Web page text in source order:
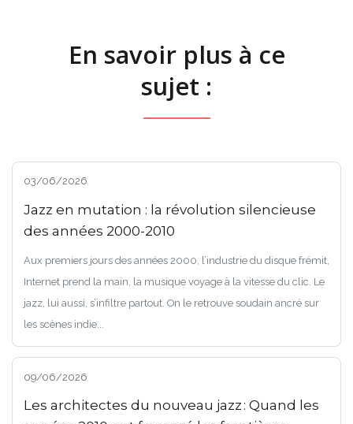
En savoir plus à ce
sujet :
03/06/2026
Jazz en mutation : la révolution silencieuse
des années 2000-2010
Aux premiers jours des années 2000, l’industrie du disque frémit,
Internet prend la main, la musique voyage à la vitesse du clic. Le
jazz, lui aussi, s’infiltre partout. On le retrouve soudain ancré sur
les scènes indie...
09/06/2026
Les architectes du nouveau jazz : Quand les